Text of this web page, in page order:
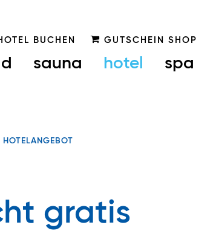
BUCHEN GUTSCHEIN SHOP
sauna hotel spa
HOTELANGEBOT
gratis